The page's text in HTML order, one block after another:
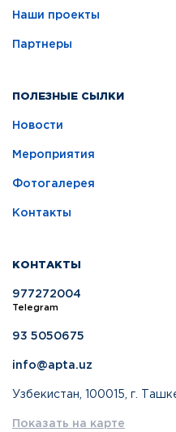
Наши проекты
Партнеры
ПОЛЕЗНЫЕ СЫЛКИ
Новости
Мероприятия
Фотогалерея
Контакты
КОНТАКТЫ
977272004
Telegram
93 5050675
info@apta.uz
Узбекистан, 100015, г.
Показать на карте